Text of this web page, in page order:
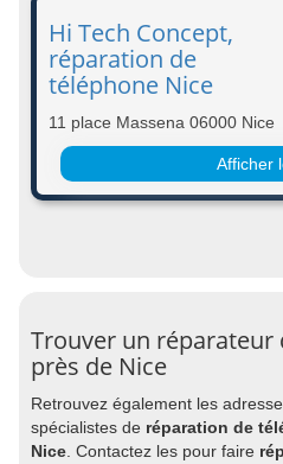
Hi Tech Concept,
réparation de
téléphone Nice
11 place Massena 06000 Nice
Afficher
Trouver un
près de Nice
Retrouvez également les
spécialistes de réparation de
Nice . Contactez les pour faire